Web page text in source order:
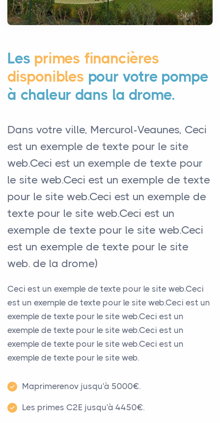
Les primes financières
disponibles pour votre pompe
à chaleur dans la drome.
Dans votre ville, Mercurol-Veaunes, Ceci
est un exemple de texte pour le site
web.Ceci est un exemple de texte pour
le site web.Ceci est un exemple de texte
pour le site web.Ceci est un exemple de
texte pour le site web.Ceci est un
exemple de texte pour le site web.Ceci
est un exemple de texte pour le site
web. de la drome)
Ceci est un exemple de texte pour le site web.Ceci
est un exemple de texte pour le site web.Ceci est un
exemple de texte pour le site web.Ceci est un
exemple de texte pour le site web.Ceci est un
exemple de texte pour le site web.Ceci est un
exemple de texte pour le site web.
Maprimerenov jusqu'à 5000€.
Les primes C2E jusqu'à 4450€.